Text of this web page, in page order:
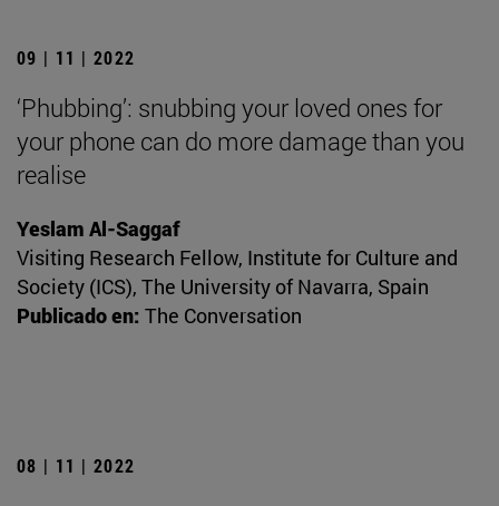
09 | 11 | 2022
‘Phubbing’: snubbing your loved ones for
your phone can do more damage than you
realise
Yeslam Al-Saggaf
Visiting Research Fellow, Institute for Culture and
Society (ICS), The University of Navarra, Spain
Publicado en: The Conversation
08 | 11 | 2022